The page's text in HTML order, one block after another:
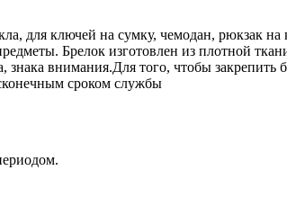
ключей на сумку, чемодан, рюкзак на
Брелок изготовлен из плотной
внимания.Для того, чтобы
сроком службы